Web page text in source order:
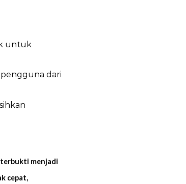
untuk
dari
terbukti menjadi
cepat,